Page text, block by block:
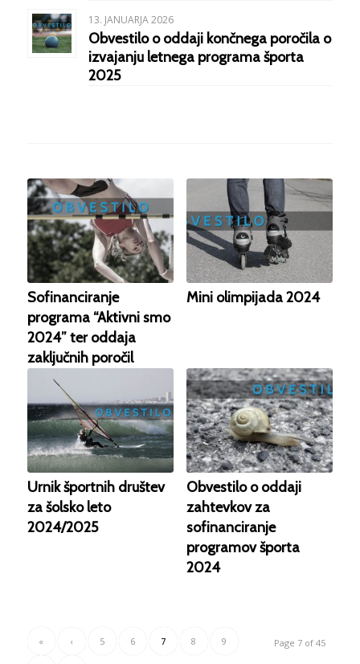
13. JANUARJA 2026
Obvestilo o oddaji končnega poročila o
izvajanju letnega programa športa
2025
Sofinanciranje
programa “Aktivni smo
2024” ter oddaja
zaključnih poročil
Mini olimpijada 2024
Urnik športnih društev
za šolsko leto
2024/2025
Obvestilo o oddaji
zahtevkov za
sofinanciranje
programov športa
2024
Page 7 of 45
« ‹ 5 6 7 8 9